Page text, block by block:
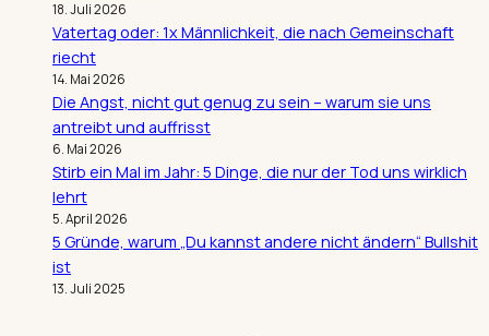
18. Juli 2026
Vatertag oder: 1x Männlichkeit, die nach Gemeinschaft
riecht
14. Mai 2026
Die Angst, nicht gut genug zu sein – warum sie uns
antreibt und auffrisst
6. Mai 2026
Stirb ein Mal im Jahr: 5 Dinge, die nur der Tod uns wirklich
lehrt
5. April 2026
5 Gründe, warum „Du kannst andere nicht ändern“ Bullshit
ist
13. Juli 2025